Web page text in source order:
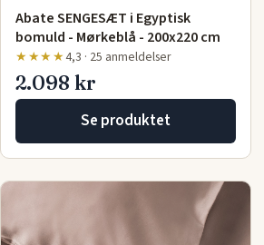
Abate SENGESÆT i Egyptisk
bomuld - Mørkeblå - 200x220 cm
★★★★4,3 · 25 anmeldelser
2.098 kr
Se produktet